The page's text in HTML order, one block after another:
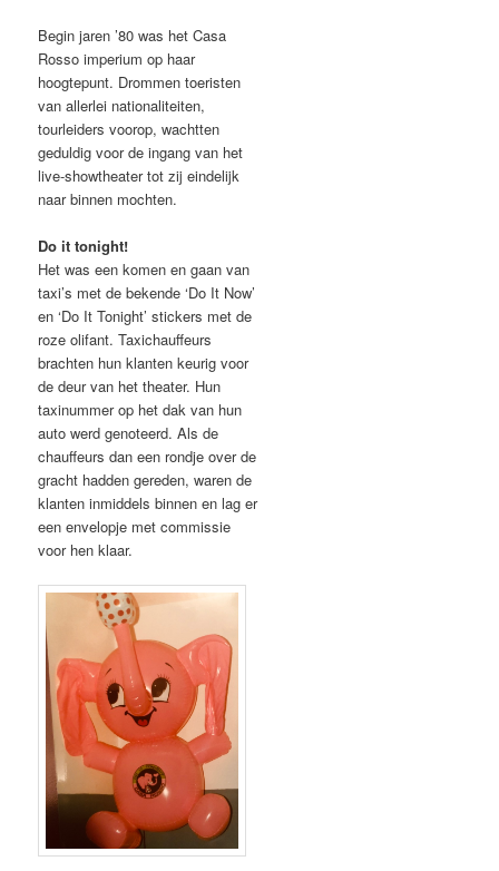
Begin jaren ’80 was het Casa
Rosso imperium op haar
hoogtepunt. Drommen toeristen
van allerlei nationaliteiten,
tourleiders voorop, wachtten
geduldig voor de ingang van het
live-showtheater tot zij eindelijk
naar binnen mochten.
Do it tonight!
Het was een komen en gaan van
taxi’s met de bekende ‘Do It Now’
en ‘Do It Tonight’ stickers met de
roze olifant. Taxichauffeurs
brachten hun klanten keurig voor
de deur van het theater. Hun
taxinummer op het dak van hun
auto werd genoteerd. Als de
chauffeurs dan een rondje over de
gracht hadden gereden, waren de
klanten inmiddels binnen en lag er
een envelopje met commissie
voor hen klaar.